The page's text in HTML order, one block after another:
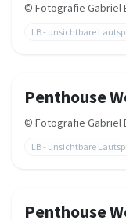
© Fotografie Gabriel
LB - unsichtbare
Penthouse
© Fotografie Gabriel
LB - unsichtbare
Penthouse